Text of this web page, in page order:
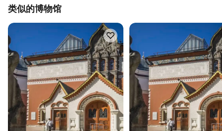
类似的博物馆